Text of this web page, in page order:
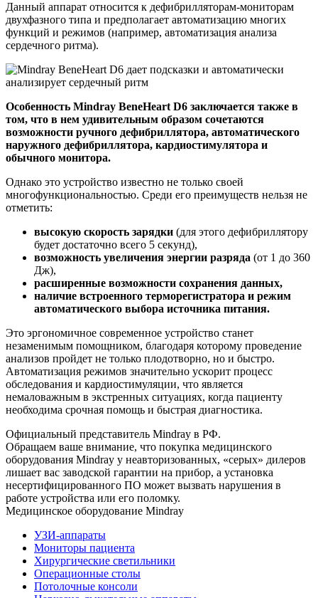
Данный аппарат относится к дефибрилляторам-мониторам
двухфазного типа и предполагает автоматизацию многих
функций и режимов (например, автоматизация анализа
сердечного ритма).
Особенность Mindray BeneHeart D6 заключается также в
том, что в нем удивительным образом сочетаются
возможности ручного дефибриллятора, автоматического
наружного дефибриллятора, кардиостимулятора и
обычного монитора.
Однако это устройство известно не только своей
многофункциональностью. Среди его преимуществ нельзя не
отметить:
высокую скорость зарядки (для этого дефибриллятору
будет достаточно всего 5 секунд),
возможность увеличения энергии разряда (от 1 до 360
Дж),
расширенные возможности сохранения данных,
наличие встроенного терморегистратора и режим
автоматического выбора источника питания.
Это эргономичное современное устройство станет
незаменимым помощником, благодаря которому проведение
анализов пройдет не только плодотворно, но и быстро.
Автоматизация режимов значительно ускорит процесс
обследования и кардиостимуляции, что является
немаловажным в экстренных ситуациях, когда пациенту
необходима срочная помощь и быстрая диагностика.
Официальный представитель Mindray в РФ.
Обращаем ваше внимание, что покупка медицинского
оборудования Mindray у неавторизованных, «серых» дилеров
лишает вас заводской гарантии на прибор, а установка
несертифицированного ПО может вызвать нарушения в
работе устройства или его поломку.
Медицинское оборудование Mindray
УЗИ-аппараты
Мониторы пациента
Хирургические светильники
Операционные столы
Потолочные консоли